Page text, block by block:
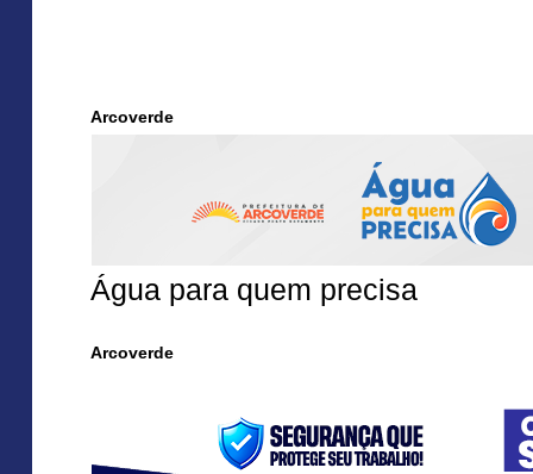
Arcoverde
Água para quem precisa
Arcoverde